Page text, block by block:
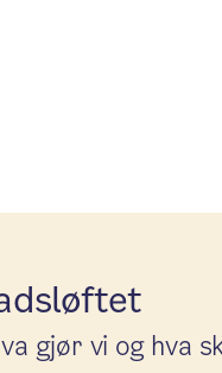
gjør vi og hva